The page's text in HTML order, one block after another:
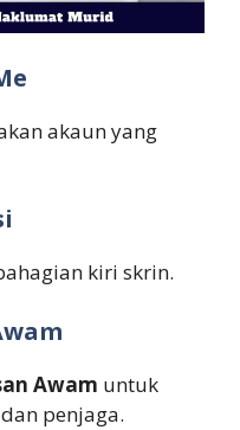
akaun yang
kiri skrin.
Awam untuk
penjaga.